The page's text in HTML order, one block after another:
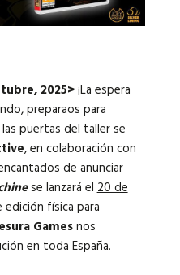
2025>¡La espera
preparaos para
puertas del taller se
, en colaboración con
de anunciar
se lanzará el20 de
física para
Gamesnos
en toda España.